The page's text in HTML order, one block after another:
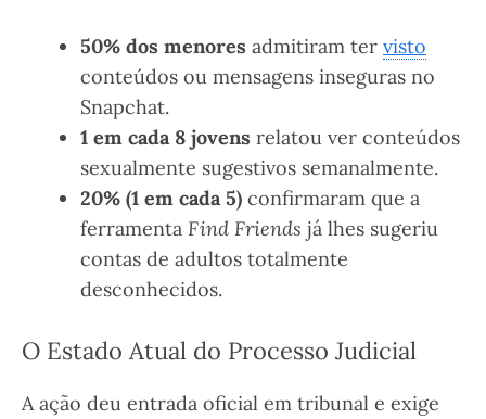
50% dos menores admitiram ter visto
conteúdos ou mensagens inseguras no
Snapchat.
1 em cada 8 jovens relatou ver conteúdos
sexualmente sugestivos semanalmente.
20% (1 em cada 5) confirmaram que a
ferramenta Find Friends já lhes sugeriu
contas de adultos totalmente
desconhecidos.
O Estado Atual do Processo Judicial
A ação deu entrada oficial em tribunal e exige